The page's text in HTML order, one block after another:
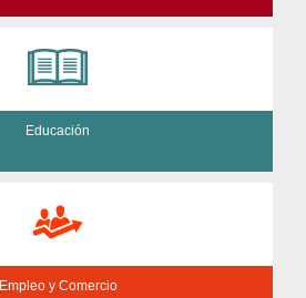
Educación
Empleo y Comercio